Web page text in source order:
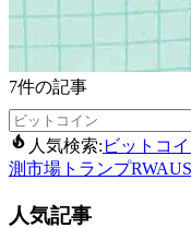
7件の記事
人気検索: ビットコ
測市場 トランプRWA
人気記事